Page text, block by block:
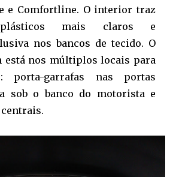
e Comfortline. O interior traz
plásticos mais claros e
nos bancos de tecido. O
está nos múltiplos locais para
porta-garrafas nas portas
sob o banco do motorista e